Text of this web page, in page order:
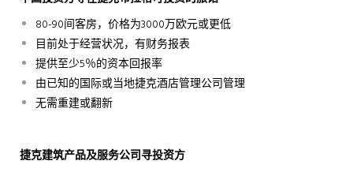
80-90间客房，价格为3000万欧元或更低
目前处于经营状况，有财务报表
提供至少5％的资本回报率
由已知的国际或当地捷克酒店管理公司管理
无需重建或翻新
捷克建筑产品及服务公司寻投资方